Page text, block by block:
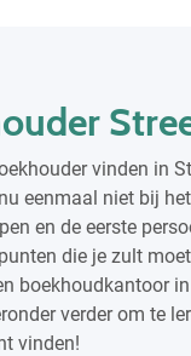
vinden in
eenmaal niet bij
en de eerste
die je zult
boekhoudkantoor
verder om te
vinden!